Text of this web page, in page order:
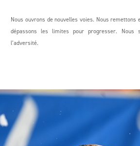
Nous ouvrons de nouvelles voies. Nous remettons
dépassons les limites pour progresser. Nous
l’adversité.